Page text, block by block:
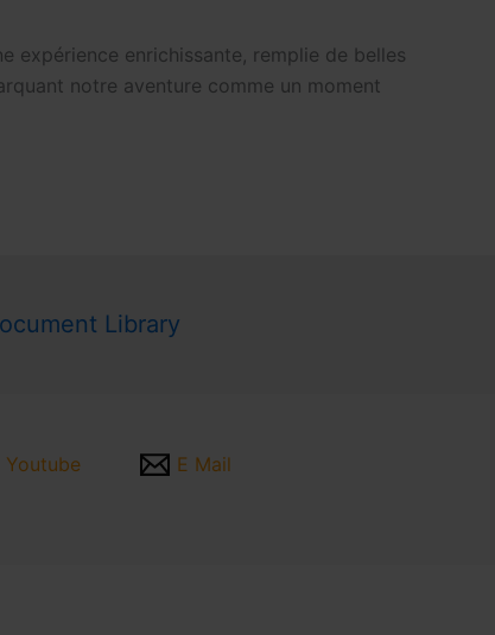
expérience enrichissante, remplie de belles
notre aventure comme un moment
Library
Youtube
E Mail